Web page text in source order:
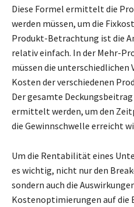
Diese Formel ermittelt die
werden müssen, um die
Produkt-Betrachtung ist die
relativ einfach. In der Mehr-
müssen die unterschiedlichen
Kosten der verschiedenen
Der gesamte
ermittelt werden, um den
die Gewinnschwelle erreicht
Um die Rentabilität eines
es wichtig, nicht nur den
sondern auch die
Kostenoptimierungen auf die